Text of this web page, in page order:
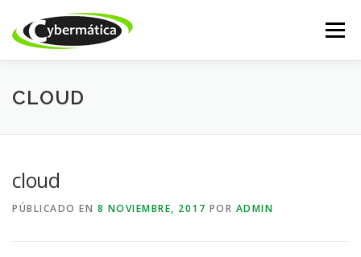
contenido
Menú
INICIO
TIENDA ONLINE SOPORTE
CLOUD
cloud
PÚBLICADO EN 8 NOVIEMBRE, 2017 POR ADMIN